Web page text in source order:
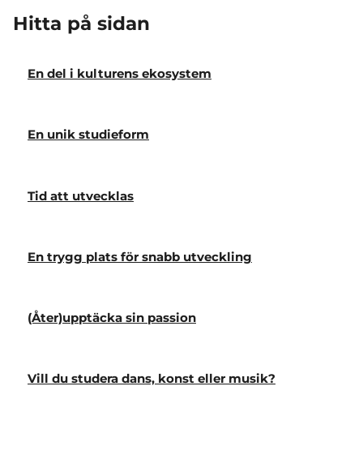
Hitta på sidan
En del i kulturens ekosystem
En unik studieform
Tid att utvecklas
En trygg plats för snabb utveckling
(Åter)upptäcka sin passion
Vill du studera dans, konst eller musik?